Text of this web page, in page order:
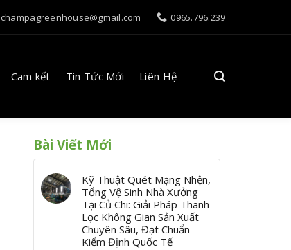
champagreenhouse@gmail.com 0965.796.239
Cam kết Tin Tức Mới Liên Hệ
Bài Viết Mới
Kỹ Thuật Quét Mạng Nhện,
Tổng Vệ Sinh Nhà Xưởng
Tại Củ Chi: Giải Pháp Thanh
Lọc Không Gian Sản Xuất
Chuyên Sâu, Đạt Chuẩn
Kiểm Định Quốc Tế